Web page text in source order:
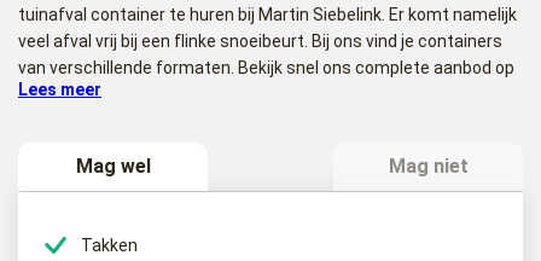
tuinafval container te huren bij Martin Siebelink. Er komt namelijk
veel afval vrij bij een flinke snoeibeurt. Bij ons vind je containers
van verschillende formaten. Bekijk snel ons complete aanbod op
deze pagina of bestel de gewenste tuincontainer direct.
Waar mag ik een tuinafvalcontainer voor
Lees meer
Mag wel Mag niet
Takken